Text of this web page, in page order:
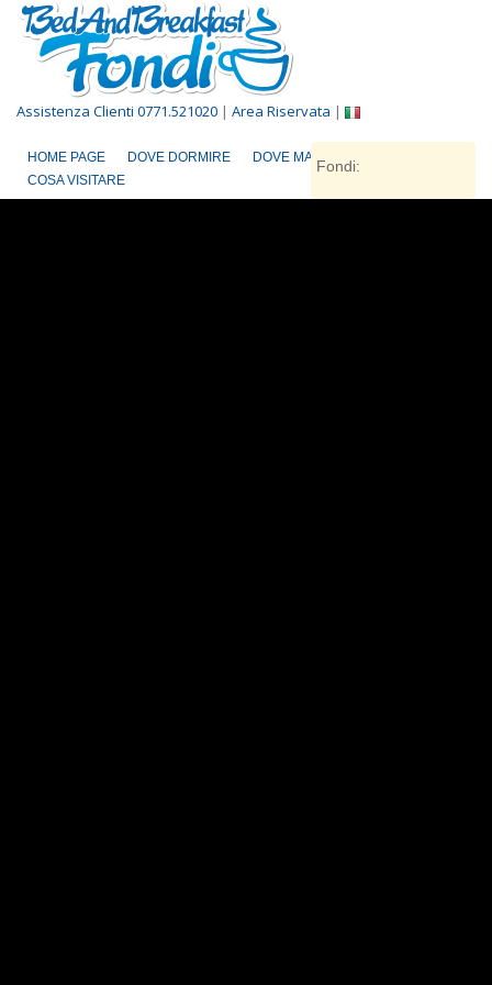
Assistenza Clienti 0771.521020 | Area Riservata |
HOME PAGE DOVE DORMIRE
DOVE MANGIARE
COSA VISITARE
Fondi: